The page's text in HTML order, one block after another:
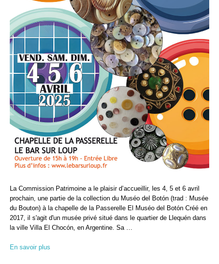
La Commission Patrimoine a le plaisir d’accueillir, les 4, 5 et 6 avril
prochain, une partie de la collection du Muséo del Botón (trad : Musée
du Bouton) à la chapelle de la Passerelle El Muséo del Botón Créé en
2017, il s'agit d'un musée privé situé dans le quartier de Llequén dans
la ville Villa El Chocón, en Argentine. Sa …
En savoir plus